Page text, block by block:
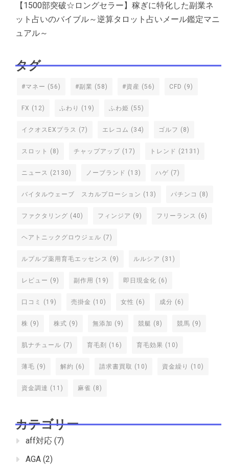
【1500部突破☆ロングセラー】稼ぎに特化した副業ネ
ット占いのバイブル～逆算タロット占いメール鑑定マニ
ュアル～
タグ
#マネー (56) #副業 (58) #資産 (56) CFD (9)
FX (12) ふわり (19) ふわ姫 (55)
イクオスEXプラス (7) エレコム (34) ゴルフ (8)
スロット (8) チャップアップ (17) トレンド (2131)
ニュース (2130) ノーブランド (13) ハゲ (7)
バイタルウェーブ スカルプローション (13) パチンコ (8)
ファクタリング (40) フィンジア (9) フリーランス (6)
ヘアトニックグロウジェル (7)
ルプルプ薬用育毛エッセンス (9) ルルシア (31)
レビュー (9) 副作用 (19) 即日現金化 (6)
口コミ (19) 売掛金 (10) 女性 (6) 成分 (6)
株 (9) 株式 (9) 無添加 (9) 競艇 (8) 競馬 (9)
肌ナチュール (7) 育毛剤 (16) 育毛効果 (10)
薄毛 (9) 解約 (6) 請求書買取 (10) 資金繰り (10)
資金調達 (11) 麻雀 (8)
カテゴリー
aff対応 (7)
AGA (2)